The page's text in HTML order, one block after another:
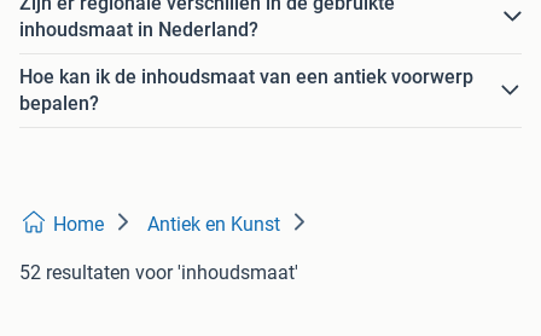
inhoudsmaat in Nederland?
Hoe kan ik de inhoudsmaat van een antiek voorwerp
bepalen?
Home Antiek en Kunst
52 resultaten voor 'inhoudsmaat'